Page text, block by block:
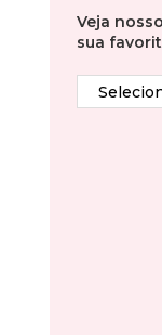
Veja
sua